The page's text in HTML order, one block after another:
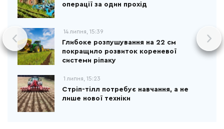
операції за один прохід
14 липня, 15:39
Глибоке розпушування на 22 см
покращило розвиток кореневої
системи ріпаку
1 липня, 15:23
Стріп-тілл потребує навчання, а не
лише нової техніки